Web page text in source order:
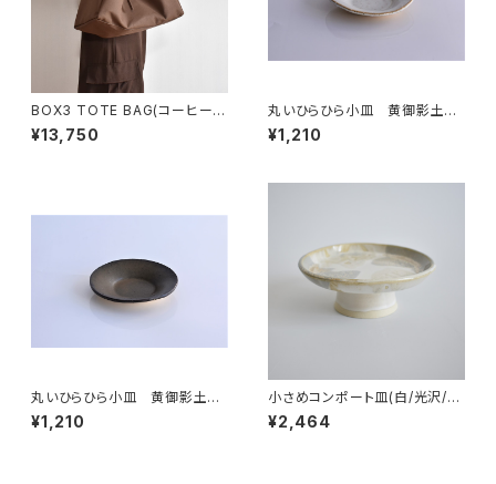
BOX3 TOTE BAG(コーヒー/
ブラウン）
¥13,750
丸いひらひら小皿 黄御影土×
チタンマット釉
¥1,210
丸いひらひら小皿 黄御影土×
錆釉
¥1,210
小さめコンポート皿(白/光沢/グ
レー/ベージュ)
¥2,464